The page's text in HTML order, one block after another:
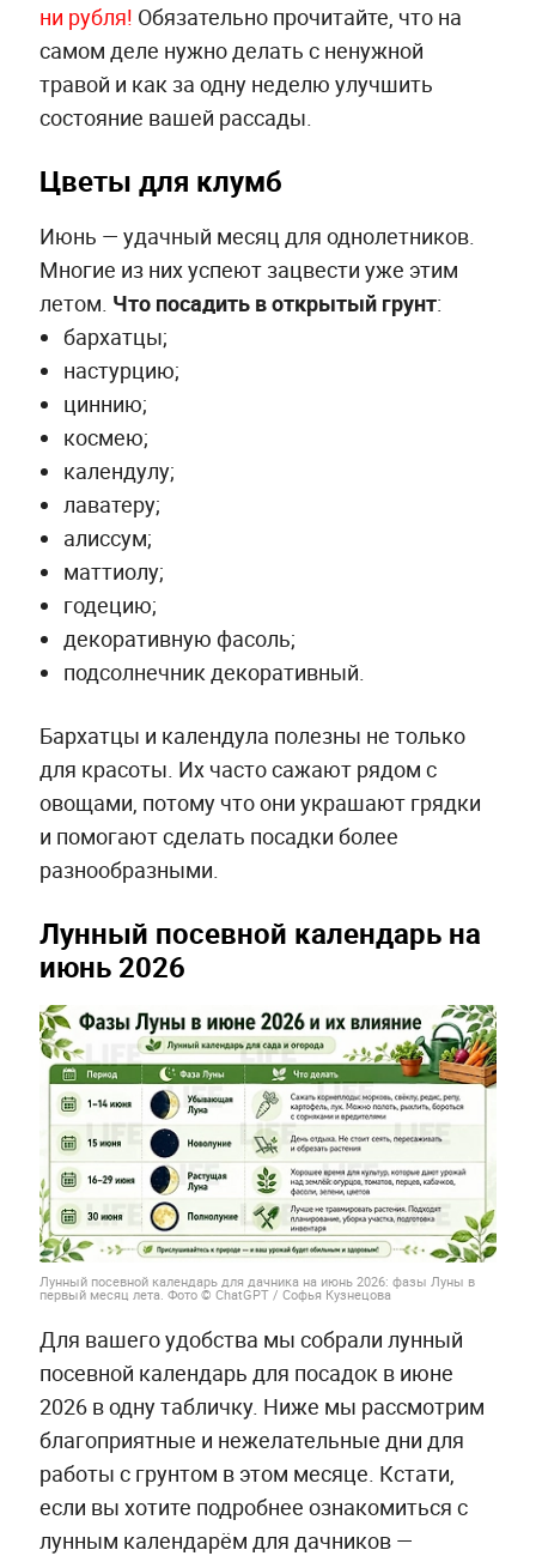
ни рубля! Обязательно прочитайте, что на
самом деле нужно делать с ненужной
травой и как за одну неделю улучшить
состояние вашей рассады.
Цветы для клумб
Июнь — удачный месяц для однолетников.
Многие из них успеют зацвести уже этим
летом. Что посадить в открытый грунт:
бархатцы;
настурцию;
циннию;
космею;
календулу;
лаватеру;
алиссум;
маттиолу;
годецию;
декоративную фасоль;
подсолнечник декоративный.
Бархатцы и календула полезны не только
для красоты. Их часто сажают рядом с
овощами, потому что они украшают грядки
и помогают сделать посадки более
разнообразными.
Лунный посевной календарь на
июнь 2026
Лунный посевной календарь для дачника на июнь 2026: фазы Луны в
первый месяц лета. Фото © ChatGPT / Софья Кузнецова
Для вашего удобства мы собрали лунный
посевной календарь для посадок в июне
2026 в одну табличку. Ниже мы рассмотрим
благоприятные и нежелательные дни для
работы с грунтом в этом месяце. Кстати,
если вы хотите подробнее ознакомиться с
лунным календарём для дачников —